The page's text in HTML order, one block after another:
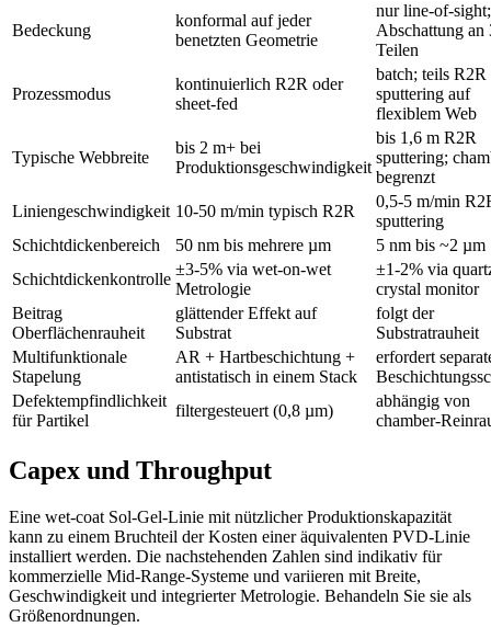
Bedeckung
konformal auf jeder
benetzten Geometrie
nur line-of-sight;
Abschattung an
Teilen
Prozessmodus
kontinuierlich R2R oder
sheet-fed
batch; teils R2R
sputtering auf
flexiblem Web
Typische Webbreite
bis 2 m+ bei
Produktionsgeschwindigkeit
bis 1,6 m R2R
sputtering;
begrenzt
Liniengeschwindigkeit 10-50 m/min typisch R2R
0,5-5 m/min
sputtering
Schichtdickenbereich
50 nm bis mehrere µm
5 nm bis ~2 µm
Schichtdickenkontrolle
±3-5% via wet-on-wet
Metrologie
±1-2% via
crystal monitor
Beitrag
Oberflächenrauheit
glättender Effekt auf
Substrat
folgt der
Substratrauheit
Multifunktionale
Stapelung
AR + Hartbeschichtung +
antistatisch in einem Stack
erfordert
Defektempfindlichkeit
für Partikel
filtergesteuert (0,8 µm)
abhängig von
chamber-
Capex und Throughput
Eine wet-coat Sol-Gel-Linie mit nützlicher Produktionskapazität
kann zu einem Bruchteil der Kosten einer äquivalenten PVD-Linie
installiert werden. Die nachstehenden Zahlen sind indikativ für
kommerzielle Mid-Range-Systeme und variieren mit Breite,
Geschwindigkeit und integrierter Metrologie. Behandeln Sie sie als
Größenordnungen.